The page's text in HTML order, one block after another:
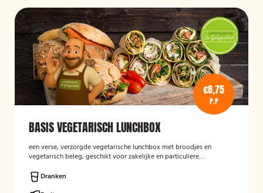
€8,75
P.P
BASIS VEGETARISCH LUNCHBOX
een verse, verzorgde vegetarische lunchbox met broodjes en
vegetarisch beleg, geschikt voor zakelijke en particuliere
Dranken